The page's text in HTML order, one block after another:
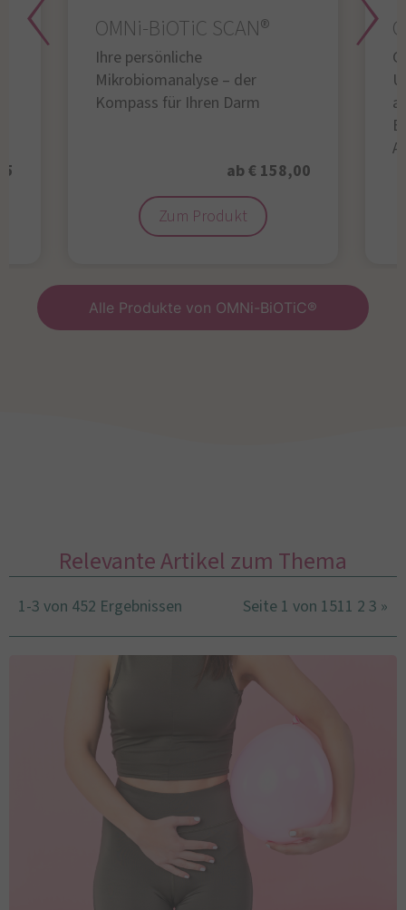
OMNi-BiOTiC SCAN®
Ihre persönliche
Mikrobiomanalyse – der
Kompass für Ihren Darm
ab € 158,00
Zum Produkt
Alle Produkte von OMNi-BiOTiC®
Relevante Artikel zum Thema
1-3 von 452 Ergebnissen Seite 1 von 1511 2 3 »